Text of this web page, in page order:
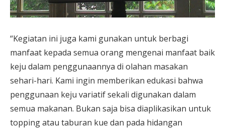
“Kegiatan ini juga kami gunakan untuk berbagi
manfaat kepada semua orang mengenai manfaat baik
keju dalam penggunaannya di olahan masakan
sehari-hari. Kami ingin memberikan edukasi bahwa
penggunaan keju variatif sekali digunakan dalam
semua makanan. Bukan saja bisa diaplikasikan untuk
topping atau taburan kue dan pada hidangan